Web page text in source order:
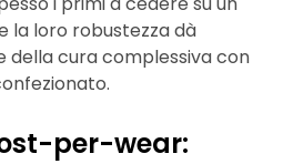
la loro robustezza dà
della cura complessiva con
per-wear: